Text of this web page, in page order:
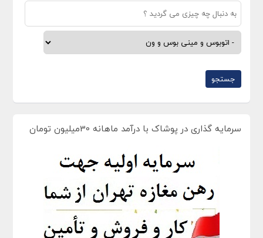
سرمایه گذاری در پوشاک با درآمد ماهانه 30میلیون تومان